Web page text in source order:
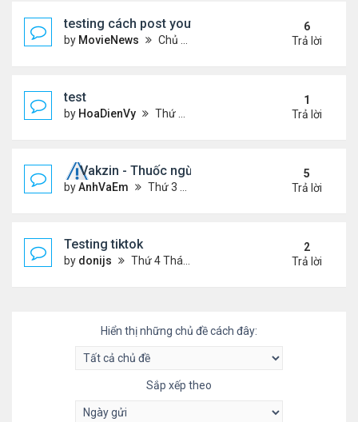
testing cách post youtube video
by MovieNews Chủ nhật Tháng 10 11, 2020 12:18 pm
6
Trả lời
test
by HoaDienVy Thứ 4 Tháng 12 02, 2020 12:22 pm
1
Trả lời
Vakzin - Thuốc ngừa corona
byAnhVaEm Thứ 3 Tháng 1 19, 2021 3:19 am
5
Trả lời
Testing tiktok
by donijs Thứ 4 Tháng 11 11, 2020 11:23 am
2
Trả lời
Hiển thị những chủ đề cách đây:
Sắp xếp theo